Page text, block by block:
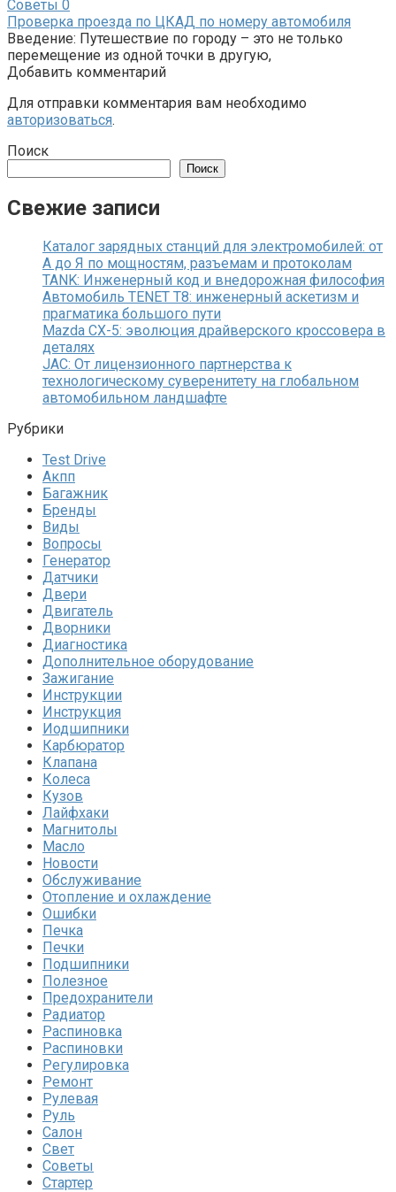
Советы 0
Проверка проезда по ЦКАД по номеру автомобиля
Введение: Путешествие по городу – это не только
перемещение из одной точки в другую,
Добавить комментарий
Для отправки комментария вам необходимо
авторизоваться.
Поиск
Поиск
Свежие записи
Каталог зарядных станций для электромобилей: от
А до Я по мощностям, разъемам и протоколам
TANK: Инженерный код и внедорожная философия
Автомобиль TENET T8: инженерный аскетизм и
прагматика большого пути
Mazda CX-5: эволюция драйверского кроссовера в
деталях
JAC: От лицензионного партнерства к
технологическому суверенитету на глобальном
автомобильном ландшафте
Рубрики
Test Drive
Акпп
Багажник
Бренды
Виды
Вопросы
Генератор
Датчики
Двери
Двигатель
Дворники
Диагностика
Дополнительное оборудование
Зажигание
Инструкции
Инструкция
Иодшипники
Карбюратор
Клапана
Колеса
Кузов
Лайфхаки
Магнитолы
Масло
Новости
Обслуживание
Отопление и охлаждение
Ошибки
Печка
Печки
Подшипники
Полезное
Предохранители
Радиатор
Распиновка
Распиновки
Регулировка
Ремонт
Рулевая
Руль
Салон
Свет
Советы
Стартер